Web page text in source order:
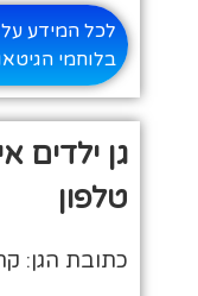
לכל המידע על
בלוחמי
גן ילדים
טלפון
כתובת הגן: